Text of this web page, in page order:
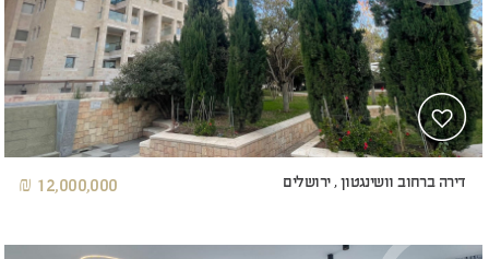
דירה ברחוב וושינגטון , ירושלים 12,000,000 ₪